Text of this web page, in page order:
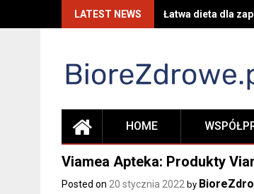
LATEST NEWS Łatwa dieta dla
HOME
Viamea Apteka: Produkty
Posted on 20 stycznia 2022 by